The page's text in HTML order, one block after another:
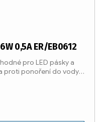
0,5A ER/EB0612
pro LED pásky a
proti ponoření do vody)